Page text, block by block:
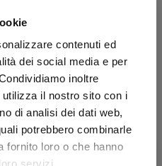
contenuti ed
dei social media e per
inoltre
il nostro sito con i
di analisi dei dati web,
potrebbero combinarle
fornito loro o che hanno
NATURAL FINISH
€
PAJA 3B 1 SOLE L
NATURAL FINISH BENT
favorite_border